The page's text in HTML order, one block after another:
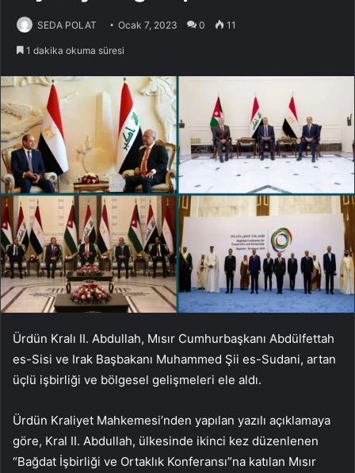
SEDA POLAT Ocak 7, 2023 0 11
1 dakika okuma süresi
Ürdün Kralı II. Abdullah, Mısır Cumhurbaşkanı Abdülfettah
es-Sisi ve Irak Başbakanı Muhammed Şii es-Sudani, artan
üçlü işbirliği ve bölgesel gelişmeleri ele aldı.
Ürdün Kraliyet Mahkemesi’nden yapılan yazılı açıklamaya
göre, Kral II. Abdullah, ülkesinde ikinci kez düzenlenen
“Bağdat İşbirliği ve Ortaklık Konferansı”na katılan Mısır